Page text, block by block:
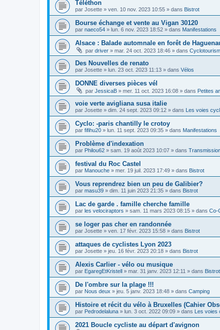
Téléthon
par Josette » ven. 10 nov. 2023 10:55 » dans Bistrot
Bourse échange et vente au Vigan 30120
par naeco54 » lun. 6 nov. 2023 18:52 » dans Manifestations
Alsace : Balade automnale en forêt de
par driver » mar. 24 oct. 2023 18:46 » dans
Des Nouvelles de renato
par Josette » lun. 23 oct. 2023 11:13 » dans Vélos
DONNE diverses pièces vél
par JessicaB » mer. 11 oct. 2023 16:08 » dans Petites
voie verte avigliana susa italie
par Josette » dim. 24 sept. 2023 09:12 » dans Les voies
Cyclo: -paris chantilly le crotoy
par fifihu20 » lun. 11 sept. 2023 09:35 » dans Manifestations
Problème d'indexation
par Philou62 » sam. 19 août 2023 10:07 » dans
festival du Roc Castel
par Manouche » mer. 19 juil. 2023 17:49 » dans Bistrot
Vous reprendrez bien un peu de Galibier?
par masu39 » dim. 11 juin 2023 21:35 » dans Bistrot
Lac de garde . famille cherche famille
par les velociraptors » sam. 11 mars 2023 08:15 » dans Co-
se loger pas cher en randonnée
par Josette » ven. 17 févr. 2023 15:58 » dans Bistrot
attaques de cyclistes Lyon 2023
par Josette » jeu. 16 févr. 2023 20:18 » dans Bistrot
Alexis Carlier - vélo ou musique
par EgaregEtKristell » mar. 31 janv. 2023 12:11 » dans Bistrot
De l'ombre sur la plage !!!
par Nous deux » jeu. 5 janv. 2023 18:48 » dans Camping
Histoire et récit du vélo à Bruxelles (Cahier
par Pedrodelaluna » lun. 3 oct. 2022 09:09 » dans Les voies
2021 Boucle cycliste au départ d'avignon